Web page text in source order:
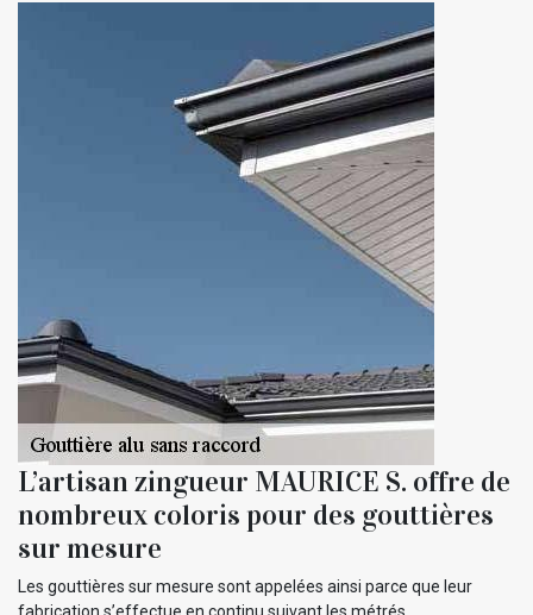
L’artisan zingueur MAURICE S. offre de
nombreux coloris pour des gouttières
sur mesure
Les gouttières sur mesure sont appelées ainsi parce que leur